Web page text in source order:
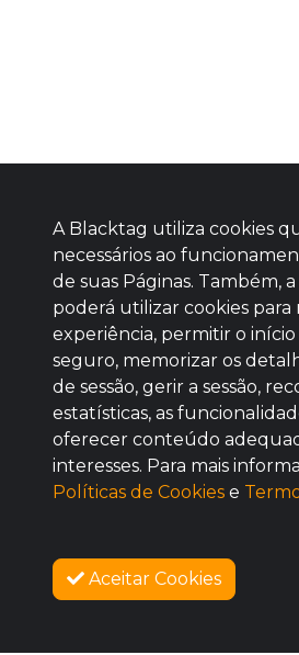
Baixe
SOBRE NÓS
A Blacktag utiliza cookies
necessários ao
de suas Páginas. Também,
poderá utilizar cookies para
experiência, permitir o início
seguro, memorizar os
de sessão, gerir a sessão,
estatísticas, as
oferecer conteúdo
interesses. Para mais
Políticas de Cookies e
Aceitar Cookies